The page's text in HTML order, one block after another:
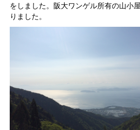
をしました。阪大ワンゲル所有の山小
りました。